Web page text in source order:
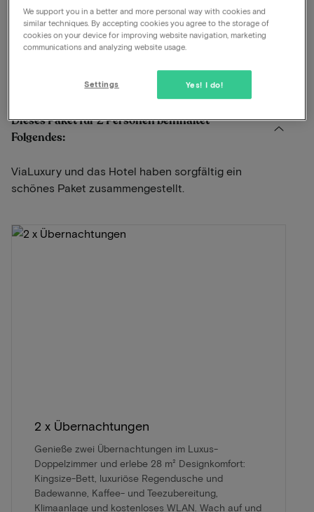
Inklusive Abendessen
Später Check-out
Gratis Parkplätze
Gravin 38 Nieuwkuijk
Dieses Paket für 2 Personen beinhaltet
Folgendes:
ViaLuxury und das Hotel haben sorgfältig ein
schönes Paket zusammengestellt.
2 x Übernachtungen
Genieße zwei Übernachtungen im Luxus-
Doppelzimmer und erlebe 28 m² Designkomfort:
Kingsize-Bett, luxuriöse Regendusche und
Badewanne, Kaffee- und Teezubereitung,
Klimaanlage und kostenloses WLAN. Wach auf und
We support you in a better and more personal way with cookies and
similar techniques. By accepting cookies you agree to the storage of
cookies on your device for improving website navigation, marketing
communications and analyzing website usage.
Yes! I do!
Settings